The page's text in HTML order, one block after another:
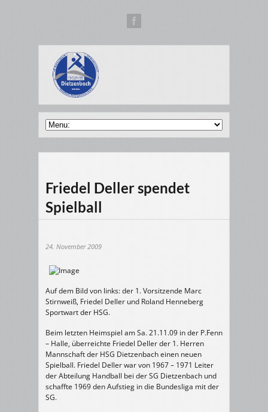
Friedel Deller spendet
Spielball
24. November 2009
Auf dem Bild von links: der 1. Vorsitzende Marc
Stirnweiß, Friedel Deller und Roland Henneberg
Sportwart der HSG.
Beim letzten Heimspiel am Sa. 21.11.09 in der P.Fenn
– Halle, überreichte Friedel Deller der 1. Herren
Mannschaft der HSG Dietzenbach einen neuen
Spielball. Friedel Deller war von 1967 – 1971 Leiter
der Abteilung Handball bei der SG Dietzenbach und
schaffte 1969 den Aufstieg in die Bundesliga mit der
SG.